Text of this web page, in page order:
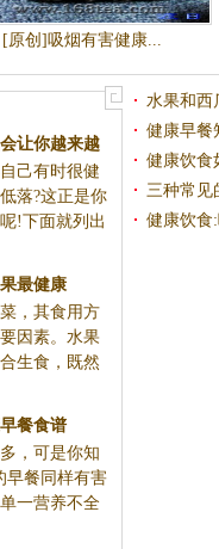
[原创]吸烟有害健康...
让你越来越
己有时很健
落?这正是你
!下面就列出
最健康
，其食用方
因素。水果
生食，既然
餐食谱
，可是你知
早餐同样有害
一营养不全
水果和西
健康早餐
健康饮食
三种常见
健康饮食